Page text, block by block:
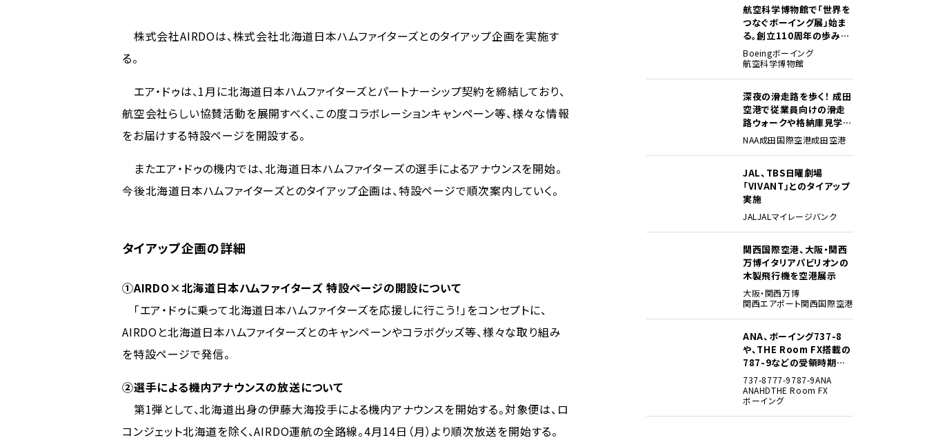
株式会社AIRDOは、株式会社北海道日本ハムファイターズとのタイアップ企画を実施す
る。
エア・ドゥは、1月に北海道日本ハムファイターズとパートナーシップ契約を締結しており、
航空会社らしい協賛活動を展開すべく、この度コラボレーションキャンペーン等、様々な情報
をお届けする特設ページを開設する。
またエア・ドゥの機内では、北海道日本ハムファイターズの選手によるアナウンスを開始。
今後北海道日本ハムファイターズとのタイアップ企画は、特設ページで順次案内していく。
タイアップ企画の詳細
①AIRDO×北海道日本ハムファイターズ 特設ページの開設について
「エア・ドゥに乗って北海道日本ハムファイターズを応援しに行こう！」をコンセプトに、
AIRDOと北海道日本ハムファイターズとのキャンペーンやコラボグッズ等、様々な取り組み
を特設ページで発信。
②選手による機内アナウンスの放送について
第1弾として、北海道出身の伊藤大海投手による機内アナウンスを開始する。対象便は、ロ
コンジェット北海道を除く、AIRDO運航の全路線。4月14日（月）より順次放送を開始する。
航空科学博物館で「世界を
つなぐボーイング展」始ま
る。創立110周年の歩みを
貴重な資料でたどる
Boeingボーイング
航空科学博物館
深夜の滑走路を歩く！ 成田
空港で従業員向けの滑走
路ウォークや格納庫見学イ
ベントを初開催
NAA成田国際空港成田空港
JAL、TBS日曜劇場
「VIVANT」とのタイアップ
実施
JAL JALマイレージバンク
関西国際空港、大阪・関西
万博イタリアパビリオンの
木製飛行機を空港展示
大阪・関西万博
関西エアポート関西国際空港
ANA、ボーイング737-8
や、THE Room FX搭載の
787-9などの受領時期見
込みを明らかに
737-8777-9787-9ANA
ANAHDTHE Room FX
ボーイング